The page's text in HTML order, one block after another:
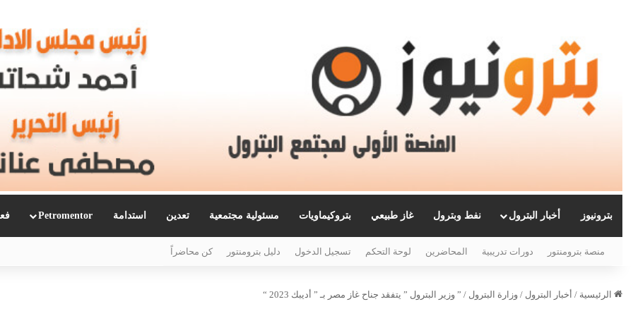
بترونيوز أخبار البترول نفط وبترول غاز طبيعي بتروكيماويات مسئولية مجتمعية تعدين استدامة Petromentor
منصة بترومنتور دورات تدريبية المحاضرين لوحة التحكم تسجيل الدخول دليل بترومنتور كن محاضراً
الرئيسية / أخبار البترول / وزارة البترول / ” وزير البترول ” يتفقد جناح غاز مصر بـ ” أديبك 2023 “